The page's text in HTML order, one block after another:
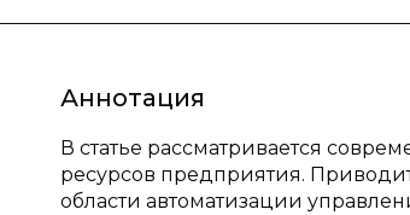
Аннотация
В статье рассматривается
ресурсов предприятия.
области автоматизации